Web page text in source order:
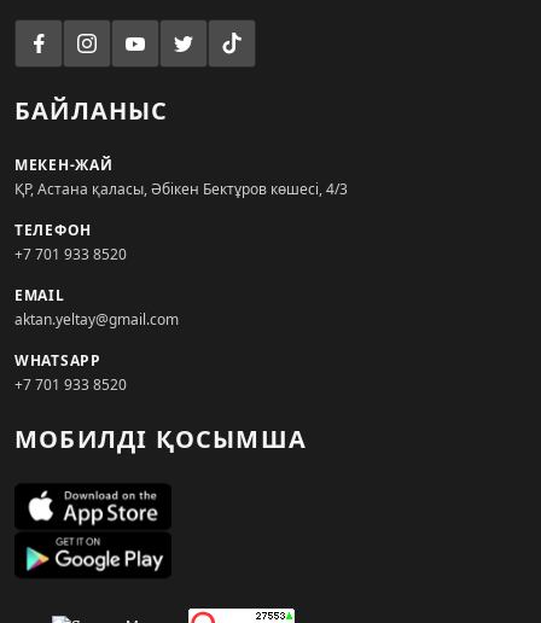
БАЙЛАНЫС
МЕКЕН-ЖАЙ
ҚР, Астана қаласы, Әбікен Бектұров көшесі, 4/3
ТЕЛЕФОН
+7 701 933 8520
EMAIL
aktan.yeltay@gmail.com
WHATSAPP
+7 701 933 8520
МОБИЛДІ ҚОСЫМША